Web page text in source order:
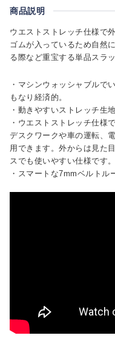
商品説明
ウエストストレッチ仕様で
ゴムが入っているため自然
る際など重宝する単品スラッ
・マシンウォッシャブルで
もなり経済的。
・動きやすいストレッチ生地
・ウエストストレッチ仕様
デスクワークや車の運転、
用できます。外からは見た
スでも使いやすい仕様です。
・スマートな7mmベルトル